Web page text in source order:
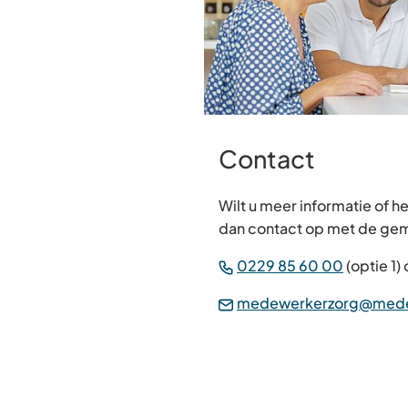
Contact
Wilt u meer informatie of
dan contact op met de
0229 85 60 00(Verwijst
een
(optie 1)